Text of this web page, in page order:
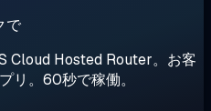
で
Cloud Hosted Router。お客
リ。60秒で稼働。